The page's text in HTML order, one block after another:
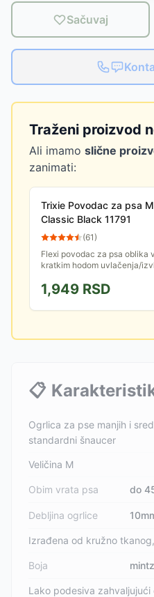
Sačuvaj
Traženi proizvod
Ali imamo slične
zanimati:
Trixie Povodac za psa M Flexi New
Classic Black 11791
(61)
Flexi povodac za psa oblika
kratkim hodom uvlačenja/
dužine 5m. Poseduje i dugme
1,949 RSD
📋
Ogrlica za pse manjih i
standardni šnaucer
Veličina M
Obim vrata psa do
Debljina ogrlice
Izrađena od kružno
Boja
Lako podesiva zahvaljujući